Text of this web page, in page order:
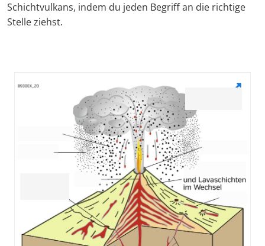
Schichtvulkans, indem du jeden Begriff an die richtige
Stelle ziehst.